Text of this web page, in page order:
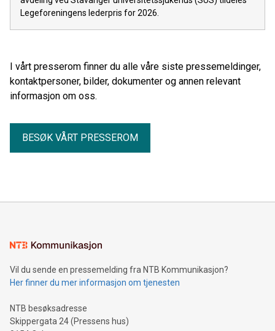
Legeforeningens lederpris for 2026.
I vårt presserom finner du alle våre siste pressemeldinger,
kontaktpersoner, bilder, dokumenter og annen relevant
informasjon om oss.
BESØK VÅRT PRESSEROM
Vil du sende en pressemelding fra NTB Kommunikasjon?
Her finner du mer informasjon om tjenesten
NTB besøksadresse
Skippergata 24 (Pressens hus)